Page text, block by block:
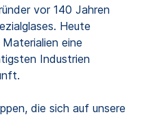
vor 140 Jahren
Heute
eine
Industrien
die sich auf unsere